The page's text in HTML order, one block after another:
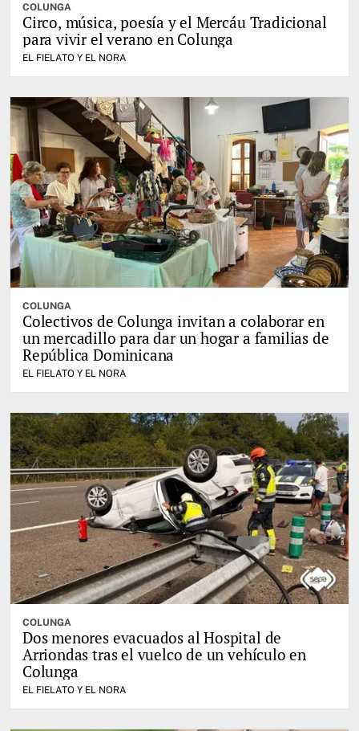
COLUNGA
Circo, música, poesía y el Mercáu Tradicional
para vivir el verano en Colunga
EL FIELATO Y EL NORA
COLUNGA
Colectivos de Colunga invitan a colaborar en
un mercadillo para dar un hogar a familias de
República Dominicana
EL FIELATO Y EL NORA
COLUNGA
Dos menores evacuados al Hospital de
Arriondas tras el vuelco de un vehículo en
Colunga
EL FIELATO Y EL NORA